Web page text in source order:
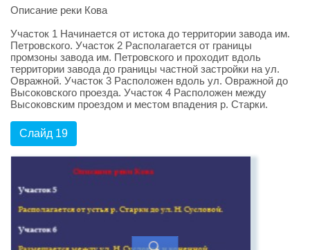
Описание реки Кова
Участок 1 Начинается от истока до территории завода им.
Петровского. Участок 2 Располагается от границы
промзоны завода им. Петровского и проходит вдоль
территории завода до границы частной застройки на ул.
Овражной. Участок 3 Расположен вдоль ул. Овражной до
Высоковского проезда. Участок 4 Расположен между
Высоковским проездом и местом впадения р. Старки.
Слайд 19